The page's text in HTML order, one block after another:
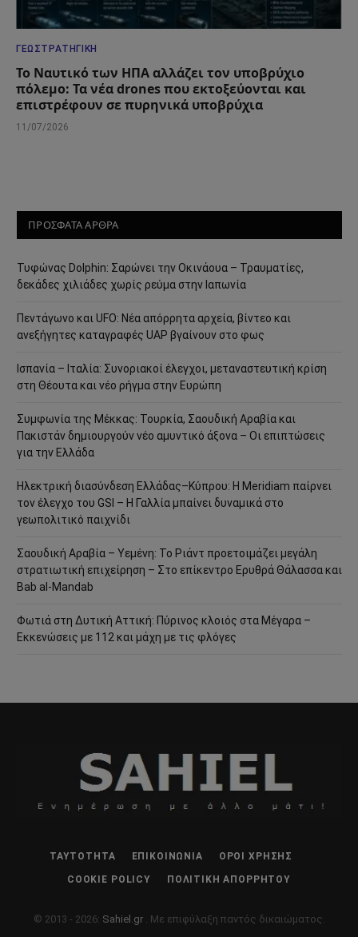
ΓΕΩΣΤΡΑΤΗΓΙΚΉ
Το Ναυτικό των ΗΠΑ αλλάζει τον υποβρύχιο
πόλεμο: Τα νέα drones που εκτοξεύονται και
επιστρέφουν σε πυρηνικά υποβρύχια
11/07/2026
ΠΡΟΣΦΑΤΑ ΑΡΘΡΑ
Τυφώνας Dolphin: Σαρώνει την Οκινάουα – Τραυματίες,
δεκάδες χιλιάδες χωρίς ρεύμα στην Ιαπωνία
Πεντάγωνο και UFO: Νέα απόρρητα αρχεία, βίντεο και
ανεξήγητες καταγραφές UAP βγαίνουν στο φως
Ισπανία – Ιταλία: Συνοριακοί έλεγχοι, μεταναστευτική κρίση
στη Θέουτα και νέο ρήγμα στην Ευρώπη
Συμφωνία της Μέκκας: Τουρκία, Σαουδική Αραβία και
Πακιστάν δημιουργούν νέο αμυντικό άξονα – Οι επιπτώσεις
για την Ελλάδα
Ηλεκτρική διασύνδεση Ελλάδας–Κύπρου: Η Meridiam παίρνει
τον έλεγχο του GSI – Η Γαλλία μπαίνει δυναμικά στο
γεωπολιτικό παιχνίδι
Σαουδική Αραβία – Υεμένη: Το Ριάντ προετοιμάζει μεγάλη
στρατιωτική επιχείρηση – Στο επίκεντρο Ερυθρά Θάλασσα και
Bab al-Mandab
Φωτιά στη Δυτική Αττική: Πύρινος κλοιός στα Μέγαρα –
Εκκενώσεις με 112 και μάχη με τις φλόγες
ΤΑΥΤΌΤΗΤΑ ΕΠΙΚΟΙΝΩΝΊΑ ΌΡΟΙ ΧΡΉΣΗΣ
COOKIE POLICY ΠΟΛΙΤΙΚΉ ΑΠΟΡΡΉΤΟΥ
© 2013 - 2026: Sahiel.gr . Με επιφύλαξη παντός δικαιώματος.